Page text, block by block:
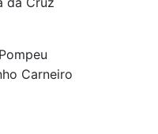
Carneiro